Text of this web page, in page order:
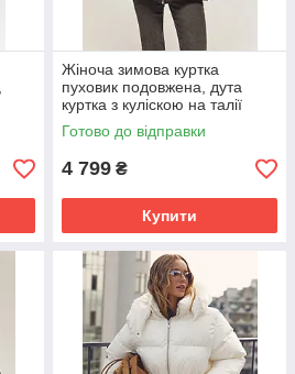
Жіноча зимова куртка
пуховик подовжена, дута
куртка з куліскою на талії
біопух до -20°C 44-48 розмір
молочна
Готово до відправки
4 799 ₴
Купити